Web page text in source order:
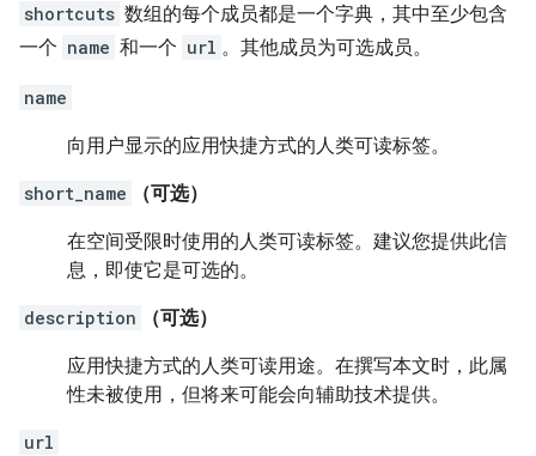
shortcuts 数组的每个成员都是一个字典，其中至少包含
一个 name 和一个 url 。其他成员为可选成员。
name
向用户显示的应用快捷方式的人类可读标签。
short_name
（可选）
在空间受限时使用的人类可读标签。建议您提供此信
息，即使它是可选的。
description
（可选）
应用快捷方式的人类可读用途。在撰写本文时，此属
性未被使用，但将来可能会向辅助技术提供。
url